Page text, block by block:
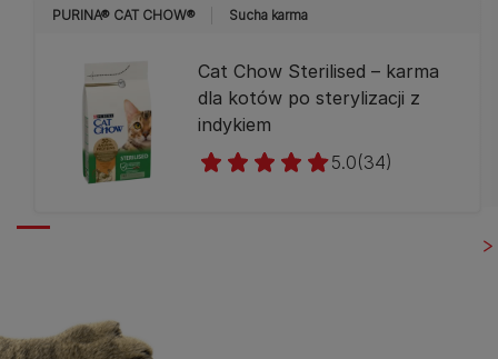
PURINA® CAT CHOW® Sucha karma
Cat Chow Sterilised – karma
dla kotów po sterylizacji z
indykiem
5.0(34)